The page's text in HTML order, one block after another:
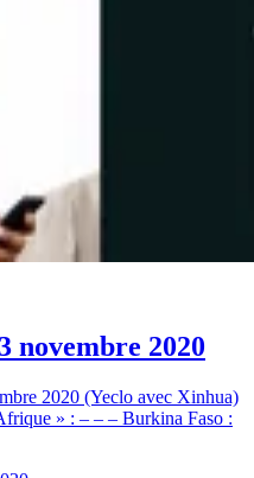
novembre 2020
2020 (Yeclo avec Xinhua)
» : – – – Burkina Faso :